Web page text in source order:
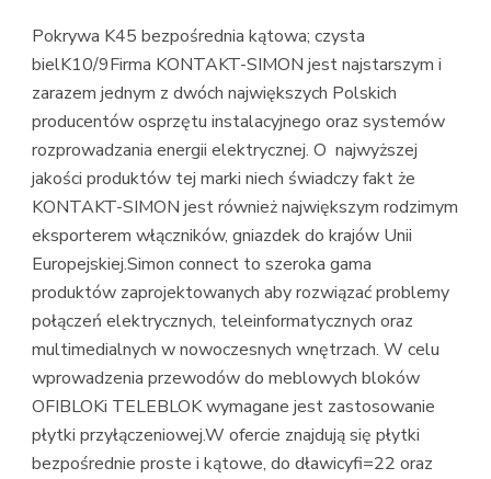
Pokrywa K45 bezpośrednia kątowa; czysta
bielK10/9Firma KONTAKT-SIMON jest najstarszym i
zarazem jednym z dwóch największych Polskich
producentów osprzętu instalacyjnego oraz systemów
rozprowadzania energii elektrycznej. O najwyższej
jakości produktów tej marki niech świadczy fakt że
KONTAKT-SIMON jest również największym rodzimym
eksporterem włączników, gniazdek do krajów Unii
Europejskiej.Simon connect to szeroka gama
produktów zaprojektowanych aby rozwiązać problemy
połączeń elektrycznych, teleinformatycznych oraz
multimedialnych w nowoczesnych wnętrzach. W celu
wprowadzenia przewodów do meblowych bloków
OFIBLOKi TELEBLOK wymagane jest zastosowanie
płytki przyłączeniowej.W ofercie znajdują się płytki
bezpośrednie proste i kątowe, do dławicyfi=22 oraz